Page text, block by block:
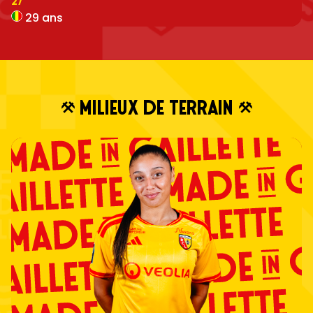
29 ans
MILIEUX DE TERRAIN